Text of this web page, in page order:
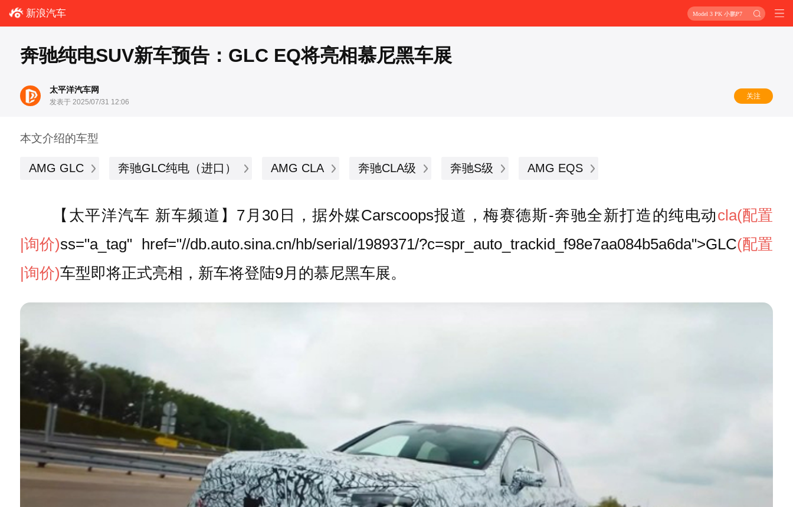
新浪汽车 Model 3 PK 小鹏P7
奔驰纯电SUV新车预告：GLC EQ将亮相慕尼黑车展
太平洋汽车网
发表于 2025/07/31 12:06
关注
本文介绍的车型
AMG GLC 奔驰GLC纯电（进口） AMG CLA 奔驰CLA级 奔驰S级 AMG EQS
【太平洋汽车 新车频道】7月30日，据外媒Carscoops报道，梅赛德斯-奔驰全新打造的纯电动cla(配置
|询价)ss="a_tag" href="//db.auto.sina.cn/hb/serial/1989371/?c=spr_auto_trackid_f98e7aa084b5a6da">GLC(配置
|询价)车型即将正式亮相，新车将登陆9月的慕尼黑车展。